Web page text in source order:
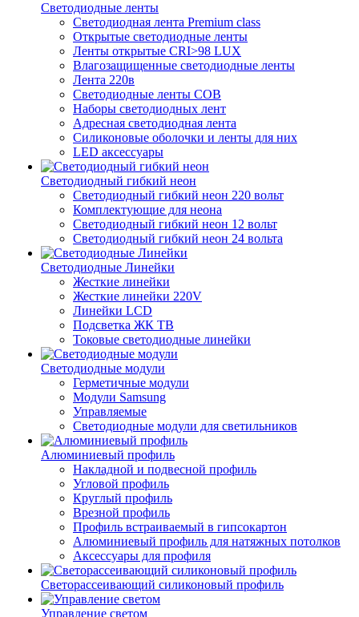
Светодиодные ленты
Светодиодная лента Premium class
Открытые светодиодные ленты
Ленты открытые CRI>98 LUX
Влагозащищенные светодиодные ленты
Лента 220в
Светодиодные ленты COB
Наборы светодиодных лент
Адресная светодиодная лента
Силиконовые оболочки и ленты для них
LED аксессуары
Светодиодный гибкий неон
Светодиодный гибкий неон 220 вольт
Комплектующие для неона
Светодиодный гибкий неон 12 вольт
Светодиодный гибкий неон 24 вольта
Светодиодные Линейки
Жесткие линейки
Жесткие линейки 220V
Линейки LCD
Подсветка ЖК ТВ
Токовые светодиодные линейки
Светодиодные модули
Герметичные модули
Модули Samsung
Управляемые
Светодиодные модули для светильников
Алюминиевый профиль
Накладной и подвесной профиль
Угловой профиль
Круглый профиль
Врезной профиль
Профиль встраиваемый в гипсокартон
Алюминиевый профиль для натяжных потолков
Аксессуары для профиля
Светорассеивающий силиконовый профиль
Управление светом